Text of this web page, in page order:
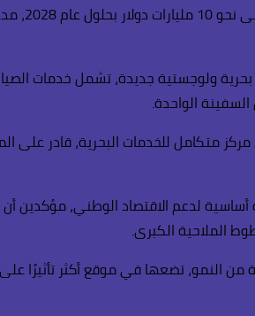
وتشير
ولوجستية جديدة، تشمل خدمات
الواحدة.
متكامل للخدمات البحرية، قادر
لدعم الاقتصاد الوطني، مؤكدين
الملاحية الكبرى.
النمو، تضعها في موقع أكثر تأثيرًا